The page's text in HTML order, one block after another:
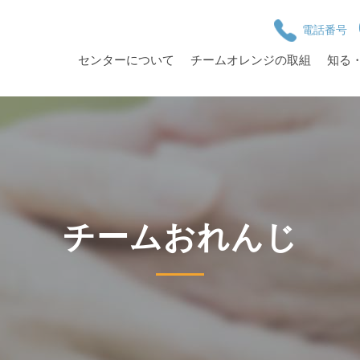
電話番号
センターについて チームオレンジの取組 知る
チームおれんじ